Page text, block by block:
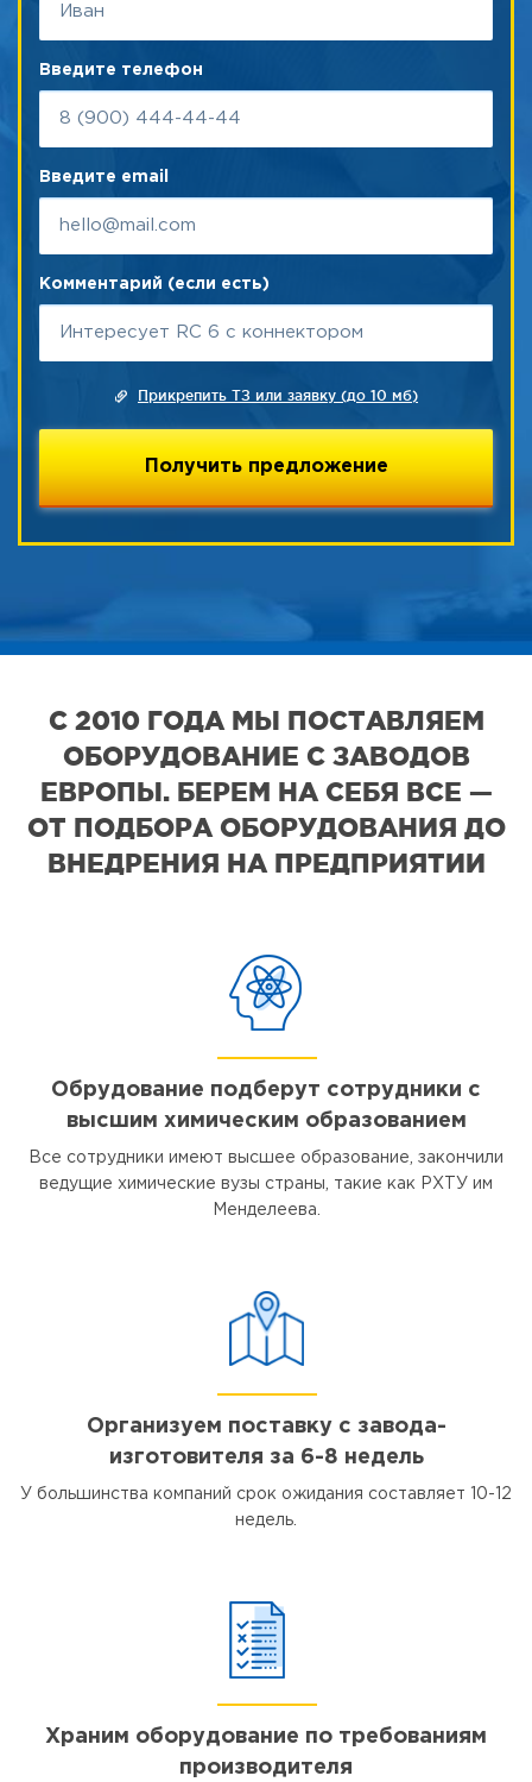
Введите телефон
Введите email
Комментарий (если есть)
Прикрепить ТЗ или заявку (до 10 мб)
С 2010 ГОДА МЫ ПОСТАВЛЯЕМ
ОБОРУДОВАНИЕ С ЗАВОДОВ
ЕВРОПЫ. БЕРЕМ НА СЕБЯ ВСЕ —
ОТ ПОДБОРА ОБОРУДОВАНИЯ ДО
ВНЕДРЕНИЯ НА ПРЕДПРИЯТИИ
Обрудование подберут сотрудники с
высшим химическим образованием
Все сотрудники имеют высшее образование, закончили
ведущие химические вузы страны, такие как РХТУ им
Менделеева.
Организуем поставку с завода-
изготовителя за 6-8 недель
У большинства компаний срок ожидания составляет 10-12
недель.
Храним оборудование по требованиям
производителя